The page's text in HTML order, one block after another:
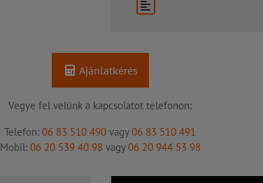
Ajánlatkérés
Vegye fel velünk a kapcsolatot telefonon:
Telefon: 06 83 510 490 vagy06 83 510 491
Mobil: 06 20 539 40 98 vagy06 20 944 53 98